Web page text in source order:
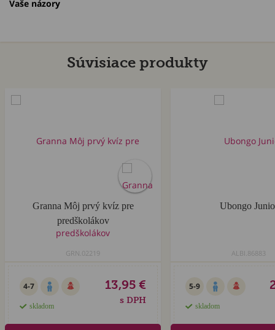
Vaše názory
Súvisiace produkty
Granna Môj prvý kvíz pre
predškolákov
GRN.02219
4-7
skladom
13,95 €
s DPH
Ubongo
ALBI.86883
5-9
skladom